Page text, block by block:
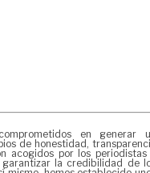
en generar
de honestidad,
acogidos por los periodistas
la credibilidad de